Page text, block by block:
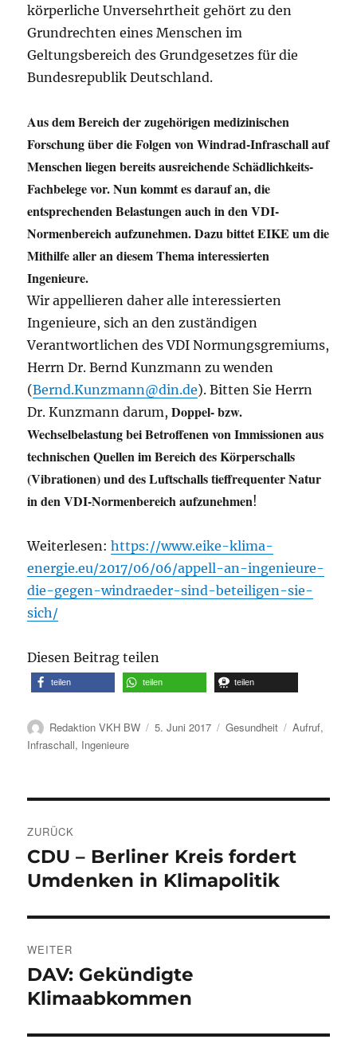
körperliche Unversehrtheit gehört zu den
Grundrechten eines Menschen im
Geltungsbereich des Grundgesetzes für die
Bundesrepublik Deutschland.
Aus dem Bereich der zugehörigen medizinischen
Forschung über die Folgen von Windrad-Infraschall auf
Menschen liegen bereits ausreichende Schädlichkeits-
Fachbelege vor. Nun kommt es darauf an, die
entsprechenden Belastungen auch in den VDI-
Normenbereich aufzunehmen. Dazu bittet EIKE um die
Mithilfe aller an diesem Thema interessierten
Ingenieure.
Wir appellieren daher alle interessierten
Ingenieure, sich an den zuständigen
Verantwortlichen des VDI Normungsgremiums,
Herrn Dr. Bernd Kunzmann zu wenden
(Bernd.Kunzmann@din.de). Bitten Sie Herrn
Dr. Kunzmann darum,Doppel- bzw.
Wechselbelastung bei Betroffenen von Immissionen aus
technischen Quellen im Bereich des Körperschalls
(Vibrationen) und des Luftschalls tieffrequenter Natur
in den VDI-Normenbereich aufzunehmen!
Weiterlesen:https://www.eike-klima-
energie.eu/2017/06/06/appell-an-ingenieure-
die-gegen-windraeder-sind-beteiligen-sie-
sich/
Diesen Beitrag teilen
teilen teilen teilen
Autor
Redaktion VKH BW
Veröffentlicht
5. Juni 2017 Kategorien
Gesundheit Schlagwörter
Aufruf,
Infraschall, Ingenieure
ZURÜCK
Vorheriger
Beitrag:
CDU – Berliner Kreis fordert
Umdenken in Klimapolitik
WEITER
Nächster
Beitrag:
DAV: Gekündigte
Klimaabkommen